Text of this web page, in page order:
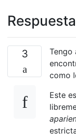
3
Tengo
como
Este